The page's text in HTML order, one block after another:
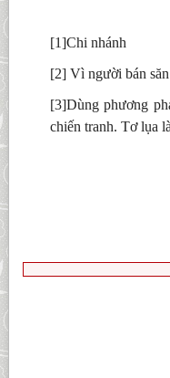
[1]Chi nhánh
[2] Vì người bán
[3]Dùng phương
chiến tranh. Tơ lụa